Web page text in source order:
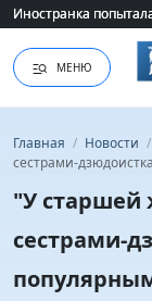
Иностранка
Иностранка
МЕНЮ
Главная / Новости /
сестрами-
"У старшей
сестрами-